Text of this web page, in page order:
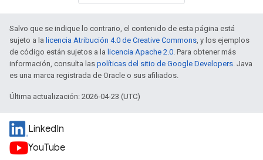
Salvo que se indique lo contrario, el contenido de esta página está
sujeto a la licencia Atribución 4.0 de Creative Commons, y los ejemplos
de código están sujetos a la licencia Apache 2.0. Para obtener más
información, consulta las políticas del sitio de Google Developers. Java
es una marca registrada de Oracle o sus afiliados.
Última actualización: 2026-04-23 (UTC)
LinkedIn
YouTube